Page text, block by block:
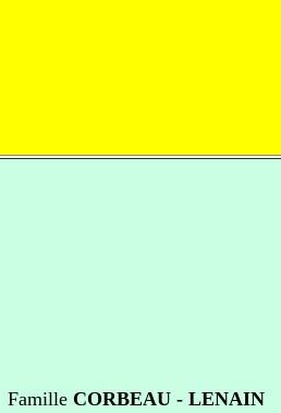
FamilleCORBEAU - LENAIN